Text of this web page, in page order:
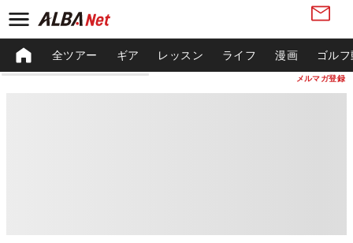
メルマガ登録
全ツアー ギア レッスン ライフ 漫画 ゴル